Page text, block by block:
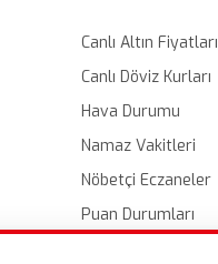
Canlı Altın Fiyatları
Canlı Döviz Kurları
Hava Durumu
Namaz Vakitleri
Nöbetçi Eczaneler
Puan Durumları